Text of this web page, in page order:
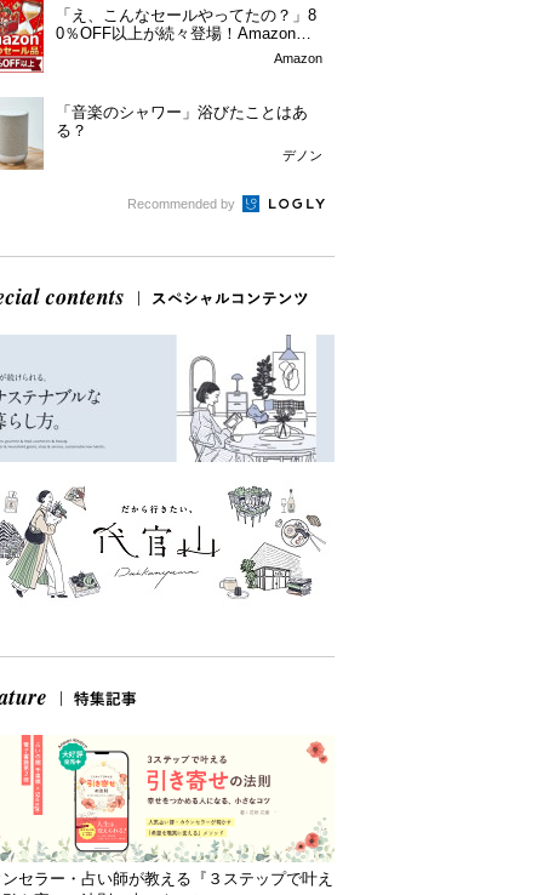
「え、こんなセールやってたの？」8
0％OFF以上が続々登場！Amazonの
Amazon
「音楽のシャワー」浴びたことはあ
る？
デノン
Recommended by
セラー・占い師が教える『３ステップで叶え